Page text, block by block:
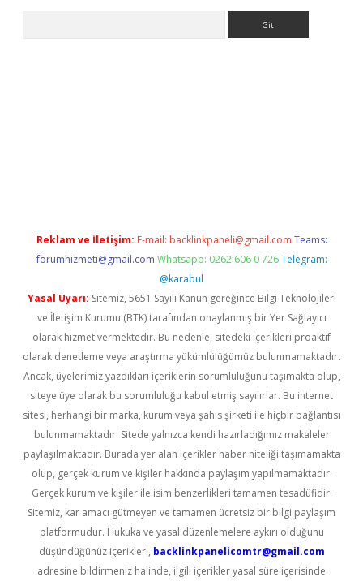
Reklam ve İletişim: E-mail: backlinkpaneli@gmail.com Teams:
forumhizmeti@gmail.com Whatsapp: 0262 606 0 726 Telegram:
@karabul
Yasal Uyarı: Sitemiz, 5651 Sayılı Kanun gereğince Bilgi Teknolojileri
ve İletişim Kurumu (BTK) tarafından onaylanmış bir Yer Sağlayıcı
olarak hizmet vermektedir. Bu nedenle, sitedeki içerikleri proaktif
olarak denetleme veya araştırma yükümlülüğümüz bulunmamaktadır.
Ancak, üyelerimiz yazdıkları içeriklerin sorumluluğunu taşımakta olup,
siteye üye olarak bu sorumluluğu kabul etmiş sayılırlar. Bu internet
sitesi, herhangi bir marka, kurum veya şahıs şirketi ile hiçbir bağlantısı
bulunmamaktadır. Sitede yalnızca kendi hazırladığımız makaleler
paylaşılmaktadır. Burada yer alan içerikler haber niteliği taşımamakta
olup, gerçek kurum ve kişiler hakkında paylaşım yapılmamaktadır.
Gerçek kurum ve kişiler ile isim benzerlikleri tamamen tesadüfidir.
Sitemiz, kar amacı gütmeyen ve tamamen ücretsiz bir bilgi paylaşım
platformudur. Hukuka ve yasal düzenlemelere aykırı olduğunu
düşündüğünüz içerikleri, backlinkpanelicomtr@gmail.com
adresine bildirmeniz halinde, ilgili içerikler yasal süre içerisinde